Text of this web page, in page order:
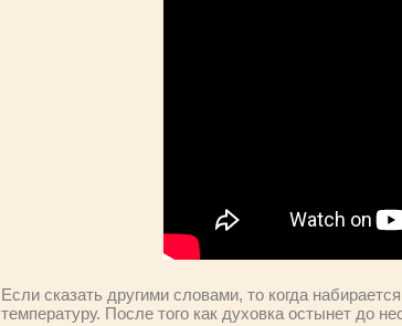
Если сказать другими словами, то когда
температуру. После того как духовка остынет до